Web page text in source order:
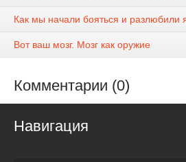
Как мы начали бояться и разлюбили
Вот ваш мозг. Мозг как оружие
Комментарии (0)
Навигация